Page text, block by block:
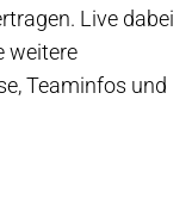
Live dabei
weitere
Teaminfos und